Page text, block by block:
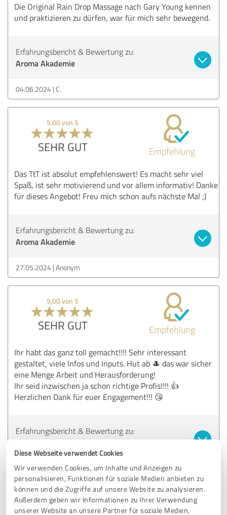
Diese Webseite verwendet Cookies
Wir verwenden Cookies, um Inhalte und Anzeigen zu
personalisieren, Funktionen für soziale Medien anbieten zu
können und die Zugriffe auf unsere Website zu analysieren.
Außerdem geben wir Informationen zu Ihrer Verwendung
unserer Website an unsere Partner für soziale Medien,
Die Original Rain Drop Massage nach Gary Young kennen
und praktizieren zu dürfen, war für mich sehr bewegend.
Erfahrungsbericht & Bewertung zu:
Aroma Akademie
04.06.2024 C.
5,00 von 5
SEHR GUT Empfehlung
Das TtT ist absolut empfehlenswert! Es macht sehr viel
Spaß, ist sehr motivierend und vor allem informativ! Danke
für dieses Angebot! Freu mich schon aufs nächste Mal ;)
Erfahrungsbericht & Bewertung zu:
Aroma Akademie
27.05.2024 Anonym
5,00 von 5
SEHR GUT Empfehlung
Ihr habt das ganz toll gemacht!!!! Sehr interessant
gestaltet, viele Infos und Inputs. Hut ab 🎩 das war sicher
eine Menge Arbeit und Herausforderung!
Ihr seid inzwischen ja schon richtige Profis!!!! 👍
Herzlichen Dank für euer Engagement!!! 😘
Erfahrungsbericht & Bewertung zu:
Aroma Akademie
08.04.2024 Renate L.
5,00 von 5